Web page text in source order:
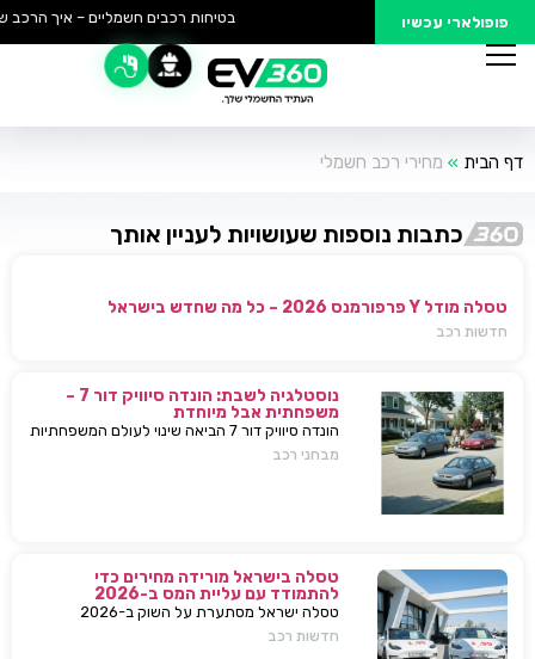
פופולארי עכשיו בטיחות רכבים חשמליים – איך הרכב
דף הבית » מחירי רכב חשמלי
כתבות נוספות שעושויות לעניין אותך
טסלה מודל Y פרפורמנס 2026 – כל מה שחדש בישראל
חדשות רכב
נוסטלגיה לשבת: הונדה סיוויק דור 7 –
משפחתית אבל מיוחדת
הונדה סיוויק דור 7 הביאה שינוי לעולם המשפחתיות
בישראל — כל מה שחשוב לדעת, מפרטים ועד
מבחני רכב
טסלה בישראל מורידה מחירים כדי
להתמודד עם עליית המס ב-2026
טסלה ישראל מסתערת על השוק ב-2026
ומבצעת הפחתות מחירים של עשרות אלפי שקלים
חדשות רכב